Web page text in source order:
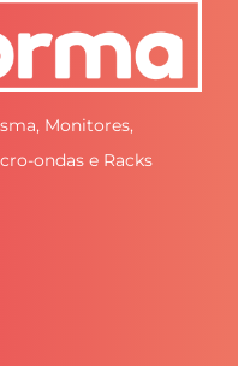
Monitores,
ondas e Racks